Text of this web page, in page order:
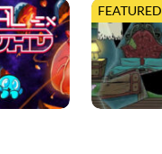
FEATURED